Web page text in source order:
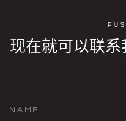
现在就可以联
NAME